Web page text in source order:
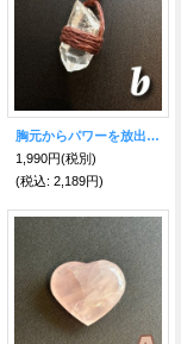
胸元からパワーを放出！良くない物を削ぎ落とす！原石本水晶ポイント ネックレス B
1,990円(税別)
(税込: 2,189円)